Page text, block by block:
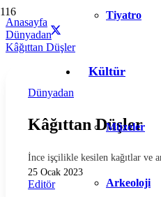
Tiyatro
Kültür
Müzeler
Arkeoloji
Anasayfa
Dünyadan
Kâğıttan Düşler
Dünyadan
Kâğıttan Düşler
İnce işçilikle kesilen kağıtlar ve
25 Ocak 2023
Editör